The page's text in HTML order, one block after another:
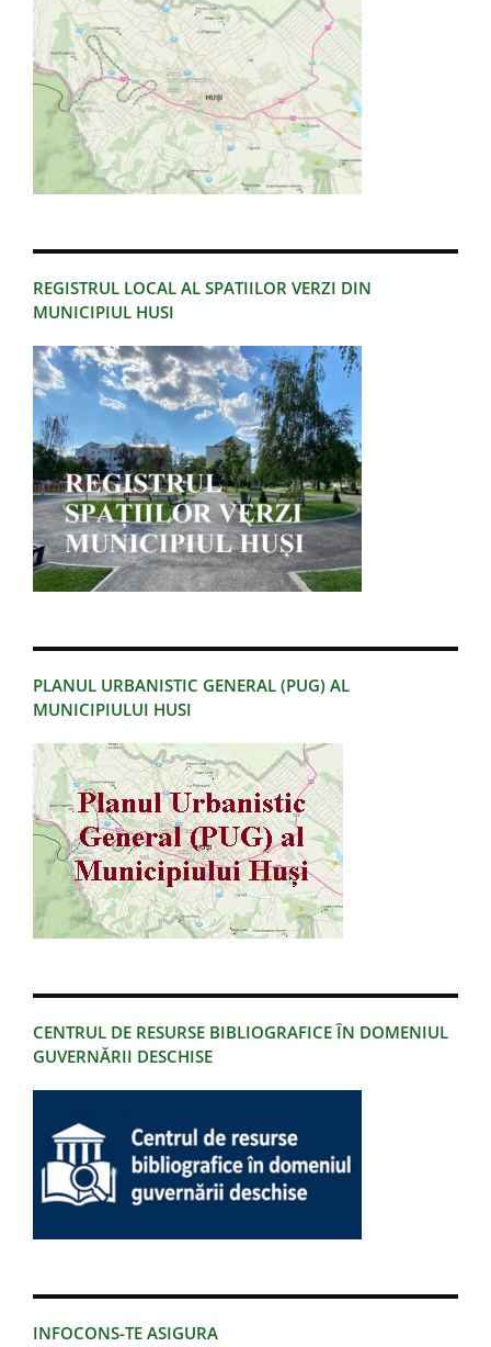
REGISTRUL LOCAL AL SPATIILOR VERZI DIN
MUNICIPIUL HUSI
PLANUL URBANISTIC GENERAL (PUG) AL
MUNICIPIULUI HUSI
CENTRUL DE RESURSE BIBLIOGRAFICE ÎN DOMENIUL
GUVERNĂRII DESCHISE
INFOCONS-TE ASIGURA